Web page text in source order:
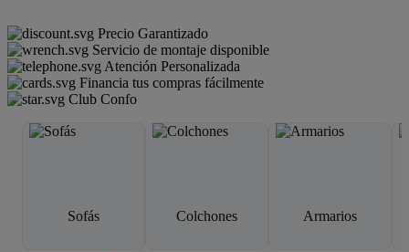
Precio Garantizado
Servicio de montaje disponible
Atención Personalizada
Financia tus compras fácilmente
Club Confo
Sofás Colchones Armarios